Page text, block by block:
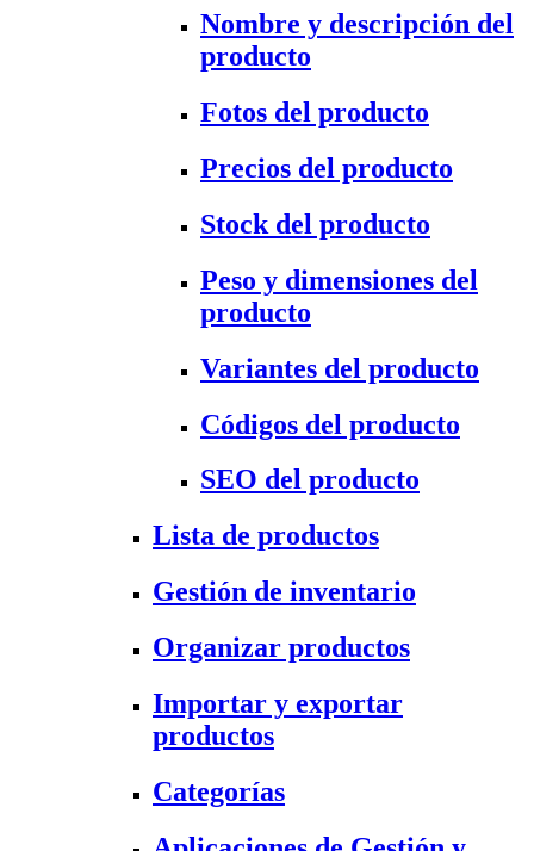
Nombre y descripción del
producto
Fotos del producto
Precios del producto
Stock del producto
Peso y dimensiones del
producto
Variantes del producto
Códigos del producto
SEO del producto
Lista de productos
Gestión de inventario
Organizar productos
Importar y exportar
productos
Categorías